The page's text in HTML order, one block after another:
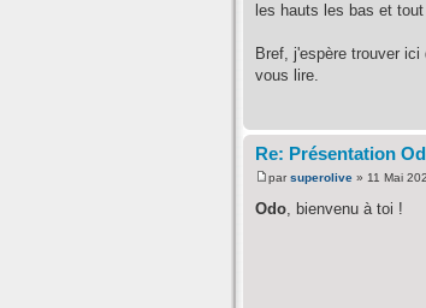
les hauts les bas et
Bref, j'espère trouver
vous lire.
Re: Présentation
parsuperolive » 11 Mai
Odo , bienvenu à toi !